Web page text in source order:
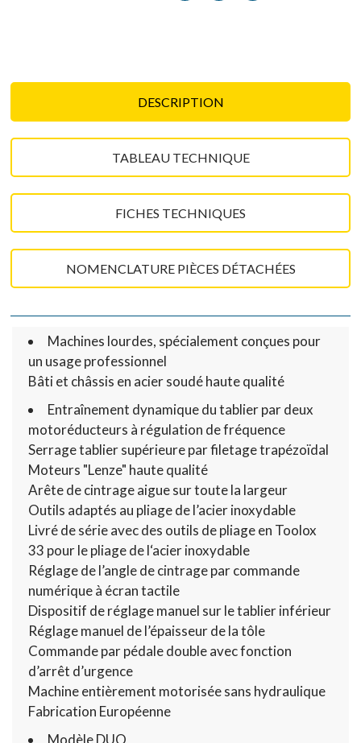
DESCRIPTION
TABLEAU TECHNIQUE
FICHES TECHNIQUES
NOMENCLATURE PIÈCES DÉTACHÉES
Machines lourdes, spécialement conçues pour
un usage professionnel
Bâti et châssis en acier soudé haute qualité
Entraînement dynamique du tablier par deux
motoréducteurs à régulation de fréquence
Serrage tablier supérieure par filetage trapézoïdal
Moteurs "Lenze" haute qualité
Arête de cintrage aigue sur toute la largeur
Outils adaptés au pliage de l’acier inoxydable
Livré de série avec des outils de pliage en Toolox
33 pour le pliage de l‘acier inoxydable
Réglage de l’angle de cintrage par commande
numérique à écran tactile
Dispositif de réglage manuel sur le tablier inférieur
Réglage manuel de l’épaisseur de la tôle
Commande par pédale double avec fonction
d’arrêt d’urgence
Machine entièrement motorisée sans hydraulique
Fabrication Européenne
Modèle DUO